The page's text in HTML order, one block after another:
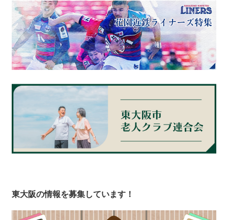
東大阪の情報を募集しています！